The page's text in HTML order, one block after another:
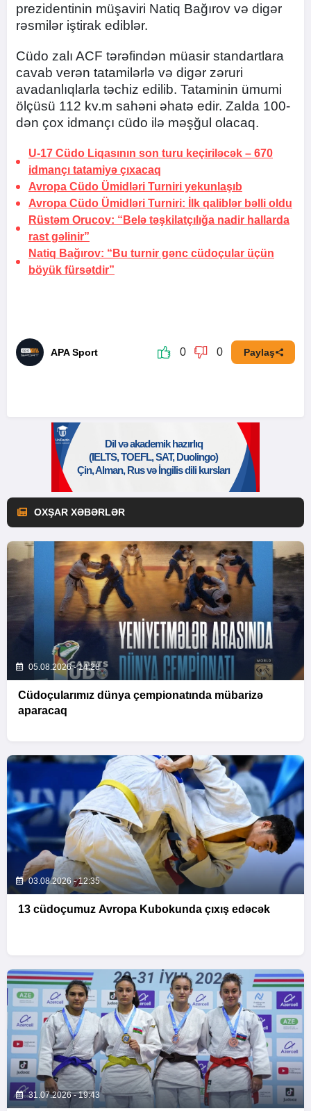
prezidentinin müşaviri Natiq Bağırov və digər
rəsmilər iştirak ediblər.
Cüdo zalı ACF tərəfindən müasir standartlara
cavab verən tatamilərlə və digər zəruri
avadanlıqlarla təchiz edilib. Tataminin ümumi
ölçüsü 112 kv.m sahəni əhatə edir. Zalda 100-
dən çox idmançı cüdo ilə məşğul olacaq.
U-17 Cüdo Liqasının son turu keçiriləcək – 670
idmançı tatamiyə çıxacaq
Avropa Cüdo Ümidləri Turniri yekunlaşıb
Avropa Cüdo Ümidləri Turniri: İlk qaliblər bəlli oldu
Rüstəm Orucov: “Belə təşkilatçılığa nadir hallarda
rast gəlinir”
Natiq Bağırov: “Bu turnir gənc cüdoçular üçün
böyük fürsətdir”
APA Sport 0 0 Paylaş
OXŞAR XƏBƏRLƏR
05.08.2026 - 14:28
Cüdoçularımız dünya çempionatında mübarizə
aparacaq
03.08.2026 - 12:35
13 cüdoçumuz Avropa Kubokunda çıxış edəcək
31.07.2026 - 19:43